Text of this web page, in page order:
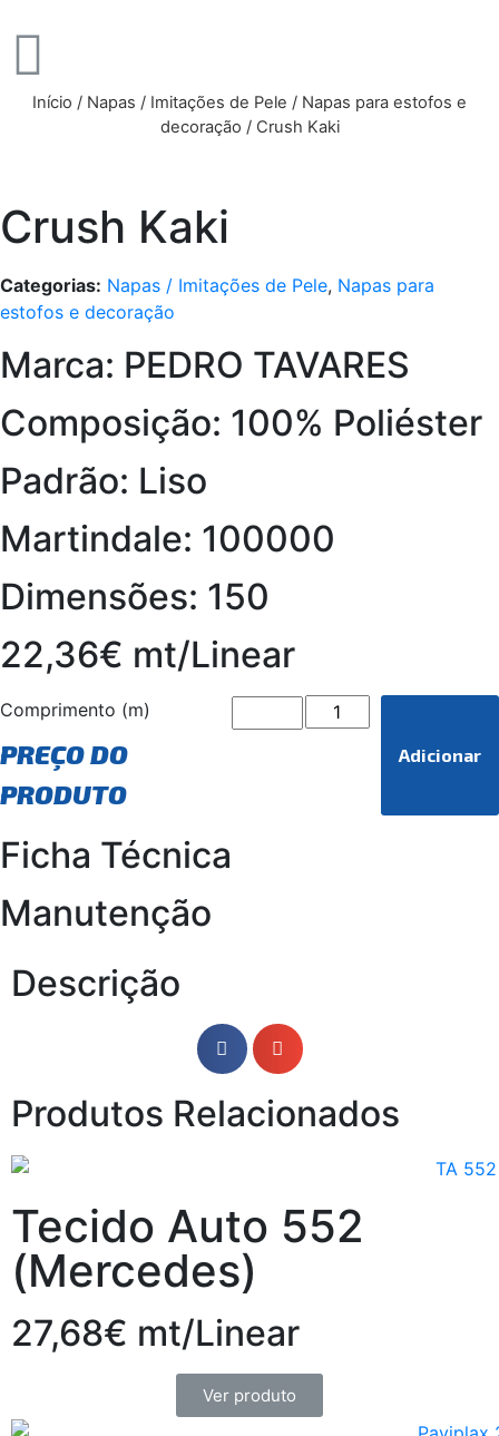
Início / Napas / Imitações de Pele / Napas para estofos e
decoração / Crush Kaki
Crush Kaki
Categorias: Napas / Imitações de Pele, Napas para
estofos e decoração
Marca: PEDRO TAVARES
Composição: 100% Poliéster
Padrão: Liso
Martindale: 100000
Dimensões: 150
22,36€ mt/Linear
Comprimento (m)
PREÇO DO
PRODUTO
Adicionar
Ficha Técnica
Manutenção
Descrição
Produtos Relacionados
Tecido Auto 552
(Mercedes)
27,68€ mt/Linear
Ver produto